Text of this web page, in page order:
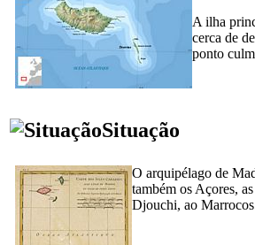
A ilha
cerca de
ponto
Situação
O arquipélago de
também os Açores, as
Djouchi, ao